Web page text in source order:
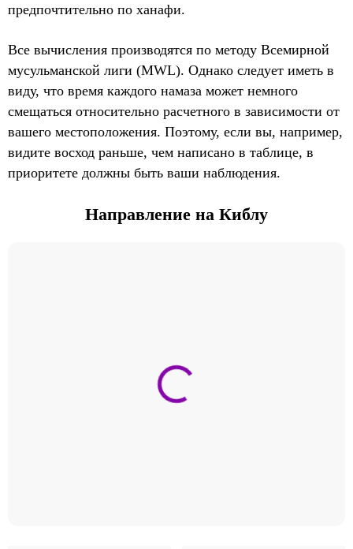
предпочтительно по ханафи.
Все вычисления производятся по методу Всемирной
мусульманской лиги (MWL). Однако следует иметь в
виду, что время каждого намаза может немного
смещаться относительно расчетного в зависимости от
вашего местоположения. Поэтому, если вы, например,
видите восход раньше, чем написано в таблице, в
приоритете должны быть ваши наблюдения.
Направление на Киблу